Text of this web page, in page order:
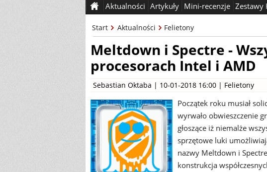
Aktualności Artykuły Mini-recenzje Zestawy
Start Aktualności Felietony
Meltdown i Spectre -
procesorach Intel i AMD
Sebastian Oktaba | 10-01-2018 16:00 | Felietony
Początek roku musiał
wyrwało obwieszczenie
głoszące iż niemalże
sprzętowe luki
nazwy Meltdown i
konstrukcja